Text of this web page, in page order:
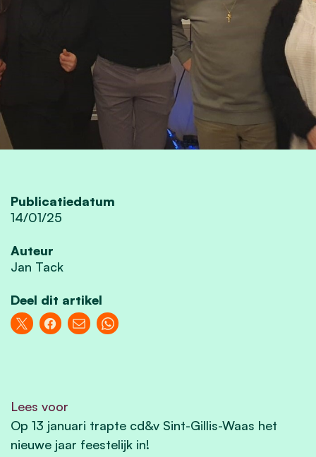
Publicatiedatum
14/01/25
Auteur
Jan Tack
Deel dit artikel
Lees voor
Op 13 januari trapte cd&v Sint-Gillis-Waas het
nieuwe jaar feestelijk in!